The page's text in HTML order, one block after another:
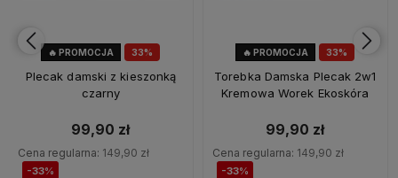
33%
🔥 PROMOCJA
Plecak damski z kieszonką
czarny
99,90 zł
Cena regularna: 149,90 zł
-33%
33%
🔥 PROMOCJA
Torebka Damska Plecak 2w1
Kremowa Worek Ekoskóra
99,90 zł
Cena regularna: 149,90 zł
-33%